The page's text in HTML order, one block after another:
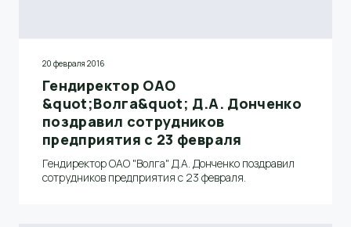
20 февраля 2016
Гендиректор ОАО
&quot;Волга&quot; Д.А. Донченко
поздравил сотрудников
предприятия с 23 февраля
Гендиректор ОАО "Волга" Д.А. Донченко поздравил
сотрудников предприятия с 23 февраля.